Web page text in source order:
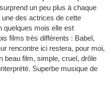
un peu plus à chaque
des actrices de cette
quelques mois elle est
films très différents : Babel,
rencontre ici restera, pour moi,
beau film, simple, cruel, drôle
Superbe musique de